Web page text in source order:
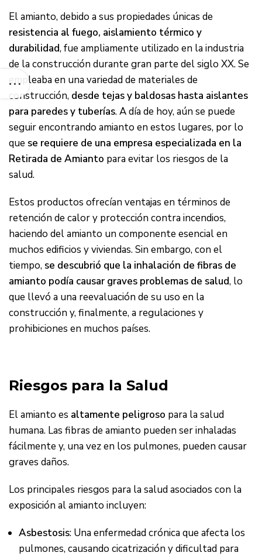
El amianto, debido a sus propiedades únicas de
resistencia al fuego, aislamiento térmico y
durabilidad, fue ampliamente utilizado en la industria
de la construcción durante gran parte del siglo XX. Se
empleaba en una variedad de materiales de
construcción, desde tejas y baldosas hasta aislantes
para paredes y tuberías. A día de hoy, aún se puede
seguir encontrando amianto en estos lugares, por lo
que se requiere de una empresa especializada en la
Retirada de Amianto para evitar los riesgos de la
salud.
Estos productos ofrecían ventajas en términos de
retención de calor y protección contra incendios,
haciendo del amianto un componente esencial en
muchos edificios y viviendas. Sin embargo, con el
tiempo, se descubrió que la inhalación de fibras de
amianto podía causar graves problemas de salud, lo
que llevó a una reevaluación de su uso en la
construcción y, finalmente, a regulaciones y
prohibiciones en muchos países.
Riesgos para la Salud
El amianto es altamente peligroso para la salud
humana. Las fibras de amianto pueden ser inhaladas
fácilmente y, una vez en los pulmones, pueden causar
graves daños.
Los principales riesgos para la salud asociados con la
exposición al amianto incluyen:
Asbestosis: Una enfermedad crónica que afecta los
pulmones, causando cicatrización y dificultad para